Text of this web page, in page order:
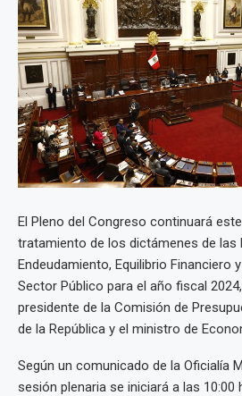
El Pleno del Congreso continuará
tratamiento de los dictámenes de las
Endeudamiento, Equilibrio Financiero
Sector Público para el año fiscal
presidente de la Comisión de
de la República y el ministro de
Según un comunicado de la Oficialía
sesión plenaria se iniciará a las 10:00